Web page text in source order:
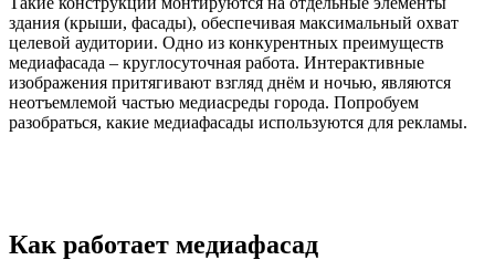
здания (крыши, фасады), обеспечивая максимальный охват
целевой аудитории. Одно из конкурентных преимуществ
медиафасада – круглосуточная работа. Интерактивные
изображения притягивают взгляд днём и ночью, являются
неотъемлемой частью медиасреды города. Попробуем
разобраться, какие медиафасады используются для рекламы.
Как работает медиафасад